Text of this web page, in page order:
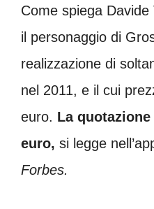
Come spiega
il personaggio di
realizzazione di
nel 2011, e il cui
euro. La
euro, si legge
Forbes.